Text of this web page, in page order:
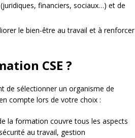
financiers, sociaux…) et de
le bien-être au travail et à renforcer
CSE ?
de sélectionner un organisme de
compte lors de votre choix :
la formation couvre tous les aspects
au travail, gestion